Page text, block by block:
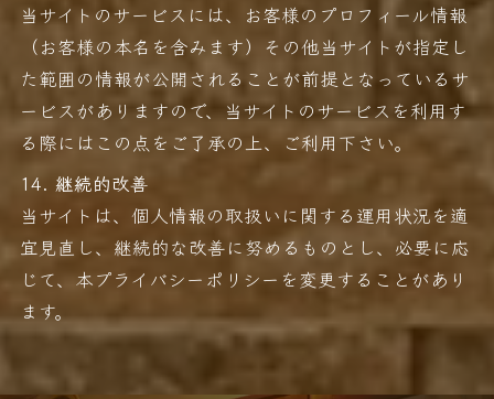
当サイトのサービスには、お客様のプロフィール情報
（お客様の本名を含みます）その他当サイトが指定し
た範囲の情報が公開されることが前提となっているサ
ービスがありますので、当サイトのサービスを利用す
る際にはこの点をご了承の上、ご利用下さい。
14. 継続的改善
当サイトは、個人情報の取扱いに関する運用状況を適
宜見直し、継続的な改善に努めるものとし、必要に応
じて、本プライバシーポリシーを変更することがあり
ます。